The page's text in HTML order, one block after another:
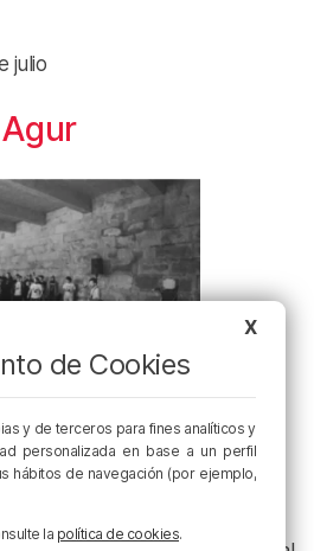
julio
de 2021. Sus integrantes
Iparragirre Rock Elkarte de
de diferentes grupos
Myotones o Primeros
X
de Cookies
y de terceros para fines analíticos y
personalizada en base a un perfil
hábitos de navegación (por ejemplo,
la política de cookies.